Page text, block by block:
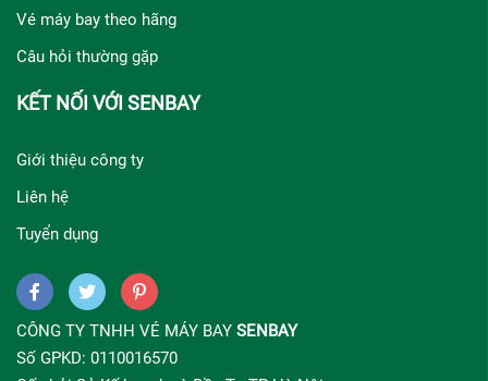
Vé máy bay theo hãng
Câu hỏi thường gặp
KẾT NỐI VỚI SENBAY
Giới thiệu công ty
Liên hệ
Tuyển dụng
CÔNG TY TNHH VÉ MÁY BAY SENBAY
Số GPKD: 0110016570